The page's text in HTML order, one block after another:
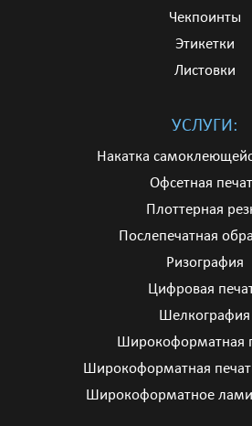
Чекпоинты
Этикетки
Листовки
УСЛУГИ:
Накатка
Офсетная
Плоттерная
Послепечатная
Ризография
Цифровая
Шелкография
Широкоформатная
Широкоформатная
Широкоформатное